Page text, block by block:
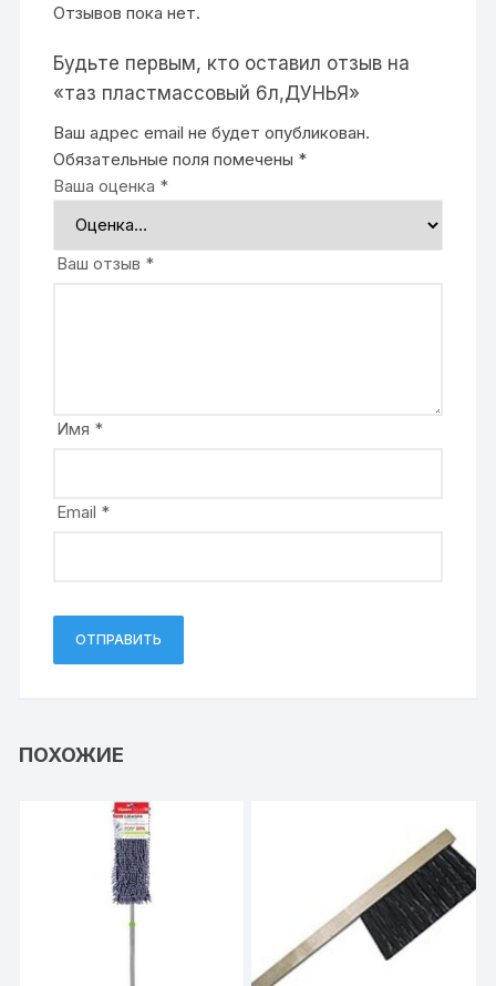
Отзывов пока нет.
Будьте первым, кто оставил отзыв на
«таз пластмассовый 6л,ДУНЬЯ»
Ваш адрес email не будет опубликован.
Обязательные поля помечены *
Ваша оценка *
Ваш отзыв *
Имя *
Email *
ПОХОЖИЕ